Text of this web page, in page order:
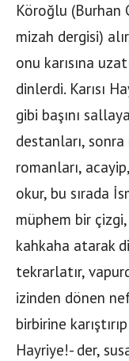
Köroğlu (Burhan
mizah dergisi)
onu karısına
dinlerdi. Karısı
gibi başını
destanları,
romanları,
okur, bu sırada
müphem bir
kahkaha atarak
tekrarlatır,
izinden dönen
birbirine
Hayriye!- der,